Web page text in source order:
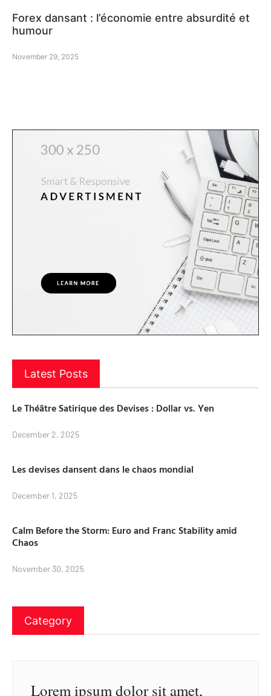
Forex dansant : l’économie entre absurdité et
humour
November 29, 2025
Latest Posts
Le Théâtre Satirique des Devises : Dollar vs. Yen
December 2, 2025
Les devises dansent dans le chaos mondial
December 1, 2025
Calm Before the Storm: Euro and Franc Stability amid
Chaos
November 30, 2025
Category
Lorem ipsum dolor sit amet,